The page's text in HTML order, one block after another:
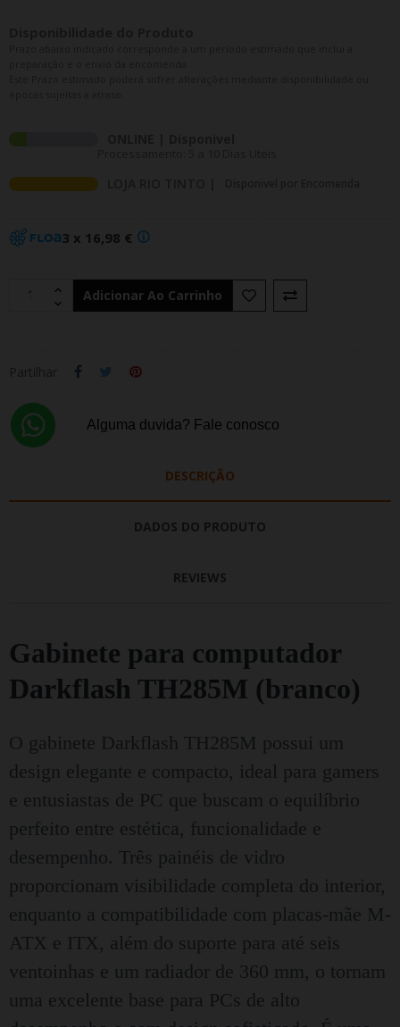
3 x 16,98 €
Adicionar Ao Carrinho
Alguma duvida? Fale conosco
DESCRIÇÃO
DADOS DO PRODUTO
REVIEWS
Gabinete para computador
Darkflash TH285M (branco)
O gabinete Darkflash TH285M possui um
design elegante e compacto, ideal para gamers
e entusiastas de PC que buscam o equilíbrio
perfeito entre estética, funcionalidade e
desempenho. Três painéis de vidro
proporcionam visibilidade completa do interior,
enquanto a compatibilidade com placas-mãe M-
ATX e ITX, além do suporte para até seis
ventoinhas e um radiador de 360 ​​mm, o tornam
uma excelente base para PCs de alto